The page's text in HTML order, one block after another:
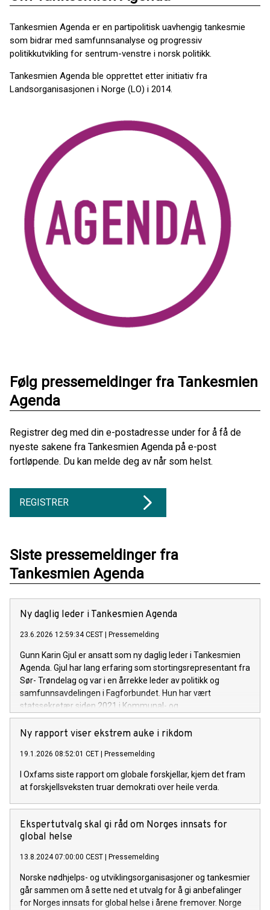
Tankesmien Agenda er en partipolitisk uavhengig tankesmie
som bidrar med samfunnsanalyse og progressiv
politikkutvikling for sentrum-venstre i norsk politikk.
Tankesmien Agenda ble opprettet etter initiativ fra
Landsorganisasjonen i Norge (LO) i 2014.
Følg pressemeldinger fra Tankesmien
Agenda
Registrer deg med din e-postadresse under for å få de
nyeste sakene fra Tankesmien Agenda på e-post
fortløpende. Du kan melde deg av når som helst.
REGISTRER
Siste pressemeldinger fra
Tankesmien Agenda
Ny daglig leder i Tankesmien Agenda
23.6.2026 12:59:34 CEST Pressemelding
Gunn Karin Gjul er ansatt som ny daglig leder i Tankesmien
Agenda. Gjul har lang erfaring som stortingsrepresentant fra
Sør- Trøndelag og var i en årrekke leder av politikk og
samfunnsavdelingen i Fagforbundet. Hun har vært
statssekretær siden 2021 i Kommunal- og
distriktsdepartementet, Digitaliserings- og
forvaltningsdepartementet og kommer nå fra stillingen som
tiltre jobben i løpet av september. Jeg gleder meg til å ta fatt
på oppgaven med å gjøre Tankesmien Agenda til en enda
viktigere aktør for rødgrønn samling og en enda tydeligere
stemme i samfunnsdebatten i årene som kommer. Hun
viser til at Agenda har som ambisjon å både utvikle politikk,
dra debatt og ikke minst bygge bevegelse til venstre for
midten i norsk politikk, og ser den rollen som svært viktig
styrker seg i hele Europa. Det er ingen grunn til å tro at vi er
Ny rapport viser ekstrem auke i rikdom
19.1.2026 08:52:01 CET Pressemelding
I Oxfams siste rapport om globale forskjellar, kjem det fram
at forskjellsveksten truar demokrati over heile verda.
Ekspertutvalg skal gi råd om Norges innsats for
global helse
13.8.2024 07:00:00 CEST Pressemelding
Norske nødhjelps- og utviklingsorganisasjoner og tankesmier
går sammen om å sette ned et utvalg for å gi anbefalinger
for Norges innsats for global helse i årene fremover. Norge